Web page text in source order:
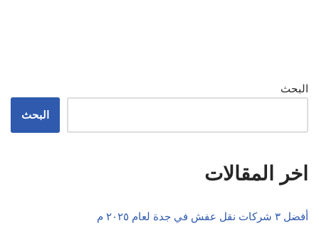
البحث
البحث
اخر المقالات
أفضل ٣ شركات نقل عفش في جدة لعام ٢٠٢٥ م